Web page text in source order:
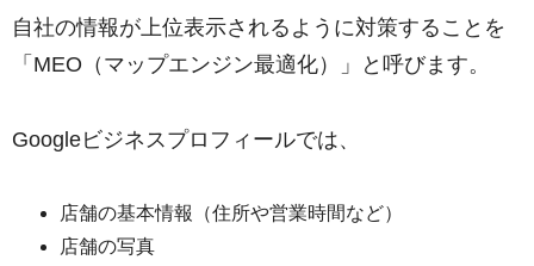
自社の情報が上位表示されるように対策することを
「MEO（マップエンジン最適化）」と呼びます。
Googleビジネスプロフィールでは、
店舗の基本情報（住所や営業時間など）
店舗の写真